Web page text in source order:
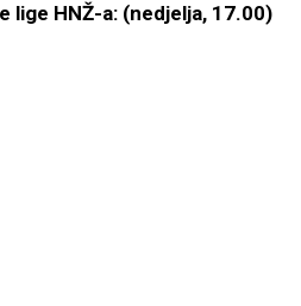
lige HNŽ-a: (nedjelja, 17.00)